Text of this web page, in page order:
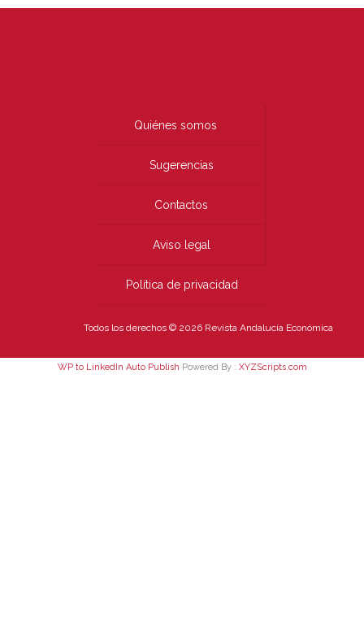
Quiénes somos
Sugerencias
Contactos
Aviso legal
Política de privacidad
Todos los derechos © 2026 Revista Andalucía Económica
WP to LinkedIn Auto Publish Powered By : XYZScripts.com